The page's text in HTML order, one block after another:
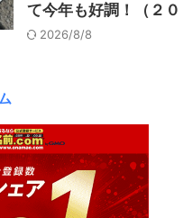
て今年も好調！（２０
2026/8/8